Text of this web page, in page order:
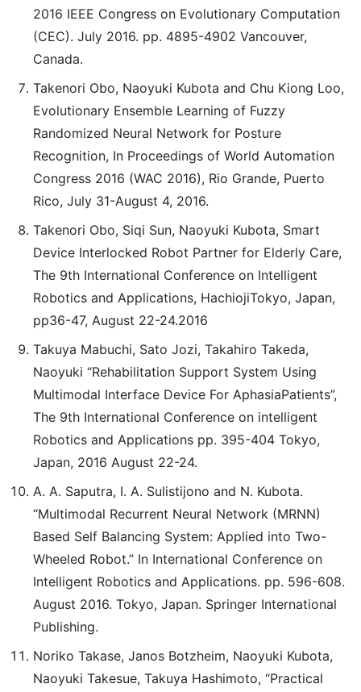
2016 IEEE Congress on Evolutionary Computation
(CEC). July 2016. pp. 4895-4902 Vancouver,
Canada.
Takenori Obo, Naoyuki Kubota and Chu Kiong Loo,
Evolutionary Ensemble Learning of Fuzzy
Randomized Neural Network for Posture
Recognition, In Proceedings of World Automation
Congress 2016 (WAC 2016), Rio Grande, Puerto
Rico, July 31-August 4, 2016.
Takenori Obo, Siqi Sun, Naoyuki Kubota, Smart
Device Interlocked Robot Partner for Elderly Care,
The 9th International Conference on Intelligent
Robotics and Applications, HachiojiTokyo, Japan,
pp36-47, August 22-24.2016
Takuya Mabuchi, Sato Jozi, Takahiro Takeda,
Naoyuki “Rehabilitation Support System Using
Multimodal Interface Device For AphasiaPatients”,
The 9th International Conference on intelligent
Robotics and Applications pp. 395-404 Tokyo,
Japan, 2016 August 22-24.
A. A. Saputra, I. A. Sulistijono and N. Kubota.
“Multimodal Recurrent Neural Network (MRNN)
Based Self Balancing System: Applied into Two-
Wheeled Robot.” In International Conference on
Intelligent Robotics and Applications. pp. 596-608.
August 2016. Tokyo, Japan. Springer International
Publishing.
Noriko Takase, Janos Botzheim, Naoyuki Kubota,
Naoyuki Takesue, Takuya Hashimoto, “Practical